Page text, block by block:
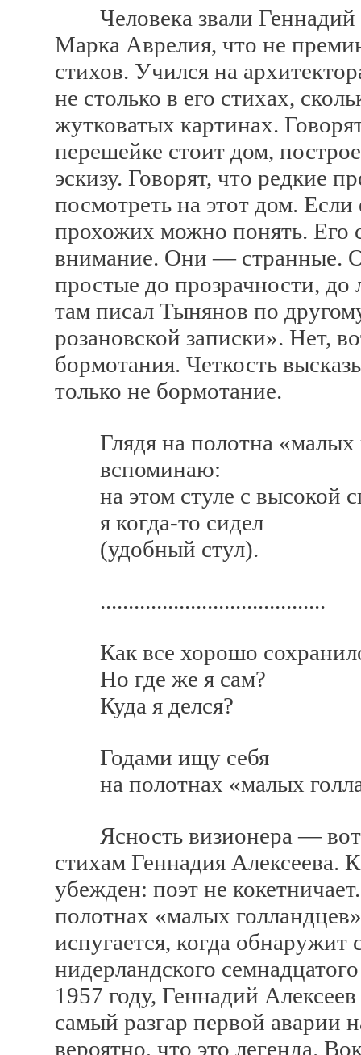
Человека звали Геннадий
Марка Аврелия, что не
стихов. Учился на
не столько в его стихах,
жутковатых картинах.
перешейке стоит дом,
эскизу. Говорят, что редкие
посмотреть на этот дом.
прохожих можно понять. Его
внимание. Они —
простые до прозрачности,
там писал Тынянов по
розановской записки». Нет,
бормотания. Четкость
только не бормотание.
Глядя на полотна «малых
вспоминаю:
на этом стуле с высокой
я когда-то сидел
(удобный стул).
........................................
Как все хорошо
Но где же я сам?
Куда я делся?
Годами ищу себя
на полотнах «малых
Ясность визионера — вот
стихам Геннадия Алексеева.
убежден: поэт не
полотнах «малых
испугается, когда обнаружит
нидерландского
1957 году, Геннадий
самый разгар первой аварии
вероятно, что это легенда.